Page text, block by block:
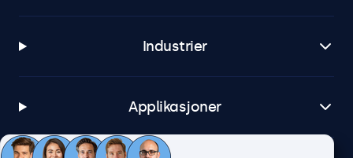
Industrier
Applikasjoner